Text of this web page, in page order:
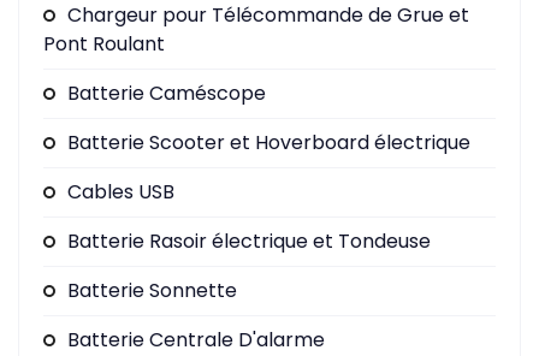
Chargeur pour Télécommande de Grue et
Pont Roulant
Batterie Caméscope
Batterie Scooter et Hoverboard électrique
Cables USB
Batterie Rasoir électrique et Tondeuse
Batterie Sonnette
Batterie Centrale D'alarme